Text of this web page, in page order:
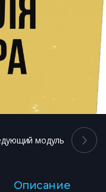
модуль
Описание